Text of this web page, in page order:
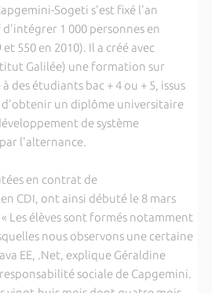
Sogeti s'est fixé l'an
1 000 personnes en
550 en 2010). Il a créé avec
Galilée) une formation sur
des étudiants bac + 4 ou + 5, issus
d'obtenir un diplôme universitaire
de système
l'alternance.
en contrat de
CDI, ont ainsi débuté le 8 mars
Les élèves sont formés notamment
nous observons une certaine
EE, .Net, explique Géraldine
sociale de Capgemini.